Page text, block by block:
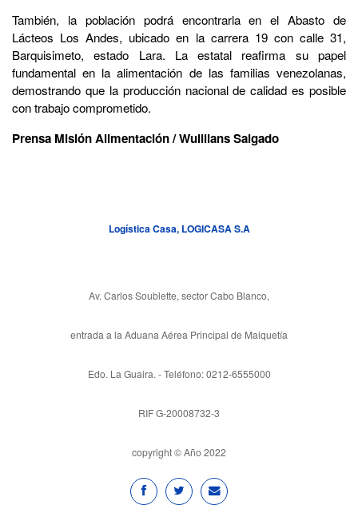
También, la población podrá encontrarla en el Abasto de
Lácteos Los Andes, ubicado en la carrera 19 con calle 31,
Barquisimeto, estado Lara. La estatal reafirma su papel
fundamental en la alimentación de las familias venezolanas,
demostrando que la producción nacional de calidad es posible
con trabajo comprometido.
Prensa Misión Alimentación / Wuillians Salgado
Logística Casa, LOGICASA S.A
Av. Carlos Soublette, sector Cabo Blanco,
entrada a la Aduana Aérea Principal de Maiquetía
Edo. La Guaira. - Teléfono: 0212-6555000
RIF G-20008732-3
copyright © Año 2022